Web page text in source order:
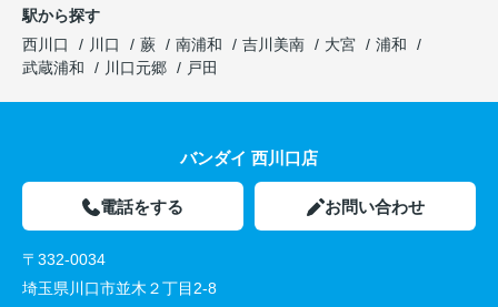
駅から探す
西川口
川口 蕨 南浦和 吉川美南 大宮
浦和
武蔵浦和
川口元郷 戸田
バンダイ 西川口店
電話をする お問い合わせ
〒332-0034
埼玉県川口市並木２丁目2-8